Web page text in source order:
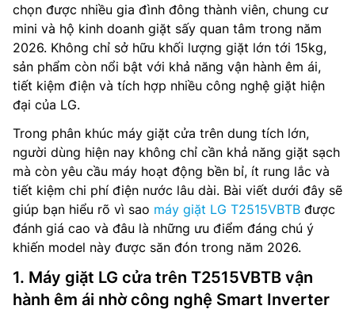
chọn được nhiều gia đình đông thành viên, chung cư
mini và hộ kinh doanh giặt sấy quan tâm trong năm
2026. Không chỉ sở hữu khối lượng giặt lớn tới 15kg,
sản phẩm còn nổi bật với khả năng vận hành êm ái,
tiết kiệm điện và tích hợp nhiều công nghệ giặt hiện
đại của LG.
Trong phân khúc máy giặt cửa trên dung tích lớn,
người dùng hiện nay không chỉ cần khả năng giặt sạch
mà còn yêu cầu máy hoạt động bền bỉ, ít rung lắc và
tiết kiệm chi phí điện nước lâu dài. Bài viết dưới đây sẽ
giúp bạn hiểu rõ vì sao máy giặt LG T2515VBTB được
đánh giá cao và đâu là những ưu điểm đáng chú ý
khiến model này được săn đón trong năm 2026.
1. Máy giặt LG cửa trên T2515VBTB vận
hành êm ái nhờ công nghệ Smart Inverter